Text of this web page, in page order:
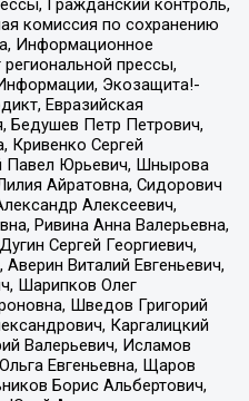
Гражданский контроль,
комиссия по сохранению
Информационное
прессы,
Экозащита!-
Евразийская
Бедушев Петр Петрович,
Кривенко Сергей
Павел Юрьевич, Шнырова
Айратовна, Сидорович
Алексеевич,
Ривина Анна Валерьевна,
Сергей Георгиевич,
Виталий Евгеньевич,
Шарипков Олег
Шведов Григорий
Каргалицкий
Валерьевич, Исламов
Евгеньевна, Щаров
Борис Альбертович,